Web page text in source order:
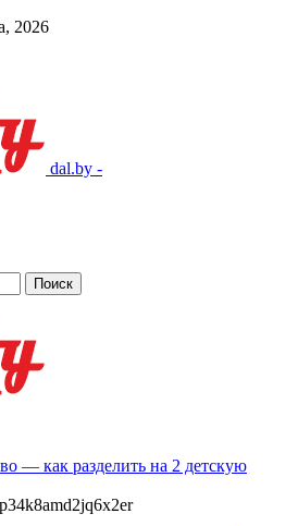
2026
dal.by -
— как разделить на 2 детскую